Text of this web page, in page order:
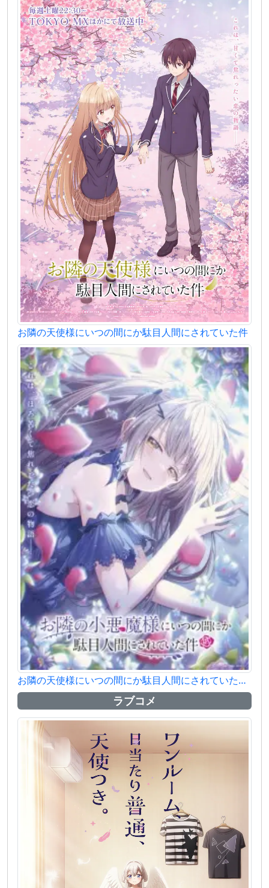
お隣の天使様にいつの間にか駄目人間にされていた件
お隣の天使様にいつの間にか駄目人間にされていた件2
ラブコメ